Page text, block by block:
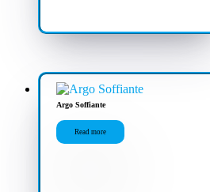
Argo Soffiante
Read more